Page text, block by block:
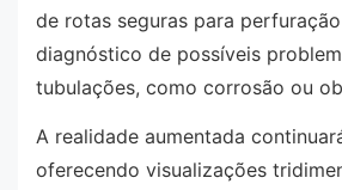
de rotas seguras para
diagnóstico de possíveis
tubulações, como corrosão ou
A realidade aumentada
oferecendo visualizações